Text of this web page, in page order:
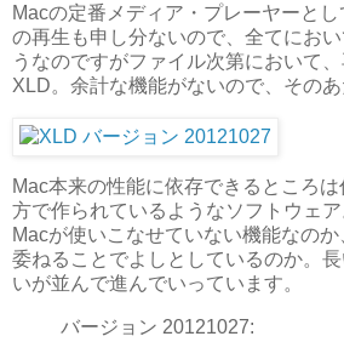
Macの定番メディア・プレーヤーと
の再生も申し分ないので、全てにお
うなのですがファイル次第において
XLD。余計な機能がないので、そのあ
Mac本来の性能に依存できるところは
方で作られているようなソフトウェア
Macが使いこなせていない機能なの
委ねることでよしとしているのか。
いが並んで進んでいっています。
バージョン 20121027: